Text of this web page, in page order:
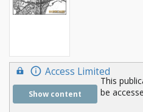
Access Limited
Show content
This
be